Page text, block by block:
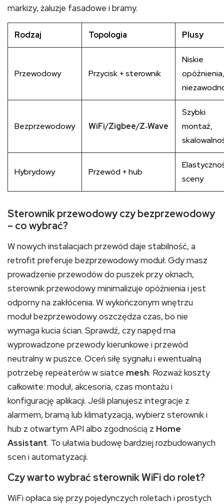
markizy, żaluzje fasadowe i bramy.
Rodzaj Topologia Plusy
Przewodowy Przycisk + sterownik
Niskie
opóźnienia,
Bezprzewodowy WiFi/Zigbee/Z‑Wave
Szybki
montaż,
Hybrydowy Przewód + hub
sceny
Sterownik przewodowy czy bezprzewodowy
– co wybrać?
W nowych instalacjach przewód daje stabilność, a
retrofit preferuje bezprzewodowy moduł. Gdy masz
prowadzenie przewodów do puszek przy oknach,
sterownik przewodowy minimalizuje opóźnienia i jest
odporny na zakłócenia. W wykończonym wnętrzu
moduł bezprzewodowy oszczędza czas, bo nie
wymaga kucia ścian. Sprawdź, czy napęd ma
wyprowadzone przewody kierunkowe i przewód
neutralny w puszce. Oceń siłę sygnału i ewentualną
potrzebę repeaterów w siatce mesh. Rozważ koszty
całkowite: moduł, akcesoria, czas montażu i
konfigurację aplikacji. Jeśli planujesz integracje z
alarmem, bramą lub klimatyzacją, wybierz sterownik i
hub z otwartym API albo zgodnością z Home
Assistant. To ułatwia budowę bardziej rozbudowanych
scen i automatyzacji.
Czy warto wybrać sterownik WiFi do rolet?
WiFi opłaca się przy pojedynczych roletach i prostych